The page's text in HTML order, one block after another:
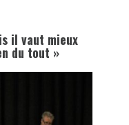
il vaut mieux
du tout »